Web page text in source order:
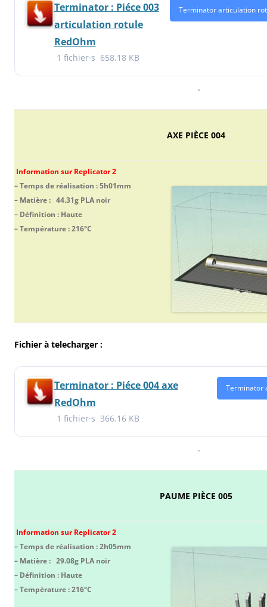
Terminator : Piéce 003
articulation rotule
RedOhm
1 fichier·s 658.18 KB
Terminator articulation
.
AXE PIÈCE 004
Information sur Replicator 2
– Temps de réalisation : 5h01mm
– Matière : 44.31g PLA noir
– Définition : Haute
– Température : 216°C
Fichier à telecharger :
Terminator : Piéce 004 axe
RedOhm
1 fichier·s 366.16 KB
Terminator
.
PAUME PIÈCE 005
Information sur Replicator 2
– Temps de réalisation : 2h05mm
– Matière : 29.08g PLA noir
– Définition : Haute
– Température : 216°C